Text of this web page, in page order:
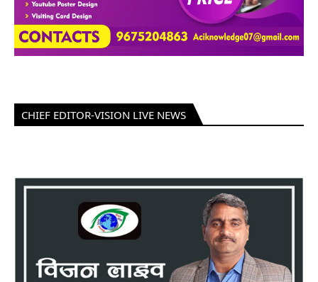
CHIEF EDITOR-VISION LIVE NEWS